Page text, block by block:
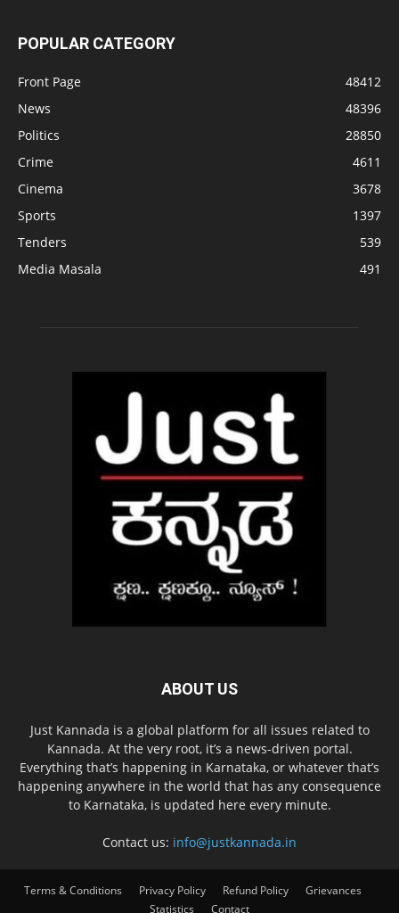
POPULAR CATEGORY
Front Page
48412
News
48396
Politics
28850
Crime
4611
Cinema
3678
Sports
1397
Tenders
539
Media Masala
491
ABOUT US
Just Kannada is a global platform for all issues related to
Kannada. At the very root, it’s a news-driven portal.
Everything that’s happening in Karnataka, or whatever that’s
happening anywhere in the world that has any consequence
to Karnataka, is updated here every minute.
Contact us: info@justkannada.in
Terms & Conditions Privacy Policy Refund Policy
Grievances
Statistics
Contact